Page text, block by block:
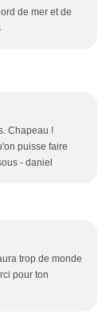
de mer et de
Chapeau !
puisse faire
- daniel
trop de monde
pour ton